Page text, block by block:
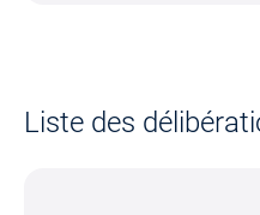
Liste des